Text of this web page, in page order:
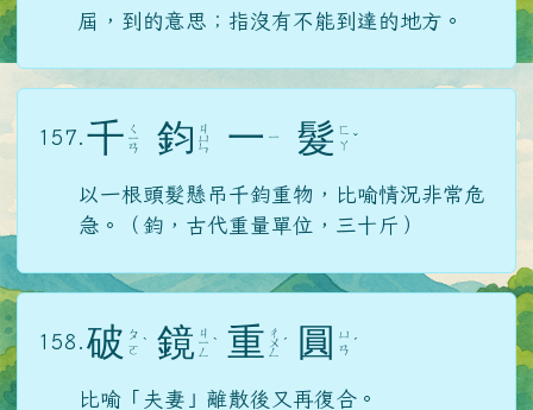
屆，到的意思；指沒有不能到達的地方。
157. 千 ㄑ
ㄧ
ㄢ 鈞 ㄐ
ㄩ
ㄣ 一 ㄧ 髮 ㄈ
ㄚ ˇ
以一根頭髮懸吊千鈞重物，比喻情況非常危
急。（鈞，古代重量單位，三十斤）
158. 破 ㄆ
ㄛ ˋ 鏡 ㄐ
ㄧ
ㄥ
ˋ 重 ㄔ
ㄨ
ㄥ
ˊ 圓 ㄩ
ㄢ ˊ
比喻「夫妻」離散後又再復合。